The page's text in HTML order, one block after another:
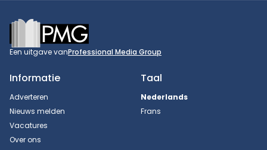
Footer
Een uitgave vanProfessional Media Group
Informatie
Adverteren
Nieuws melden
Vacatures
Over ons
Taal
Nederlands
Frans